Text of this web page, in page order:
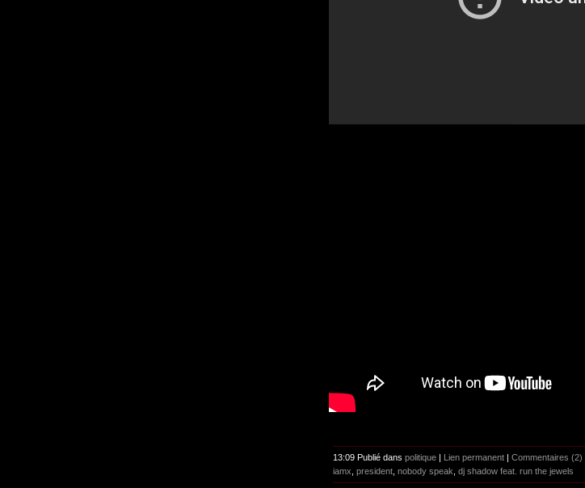
13:09 Publié dans politique | Lien permanent | Commentaires (2)
iamx president nobody speak dj shadow feat. run the jewels